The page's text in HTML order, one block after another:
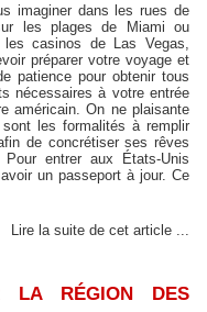
imaginer dans les rues de
les plages de Miami ou
casinos de Las Vegas,
préparer votre voyage et
patience pour obtenir tous
nécessaires à votre entrée
américain. On ne plaisante
les formalités à remplir
de concrétiser ses rêves
entrer aux États-Unis
un passeport à jour. Ce
Lire la suite de cet article ...
LA RÉGION DES